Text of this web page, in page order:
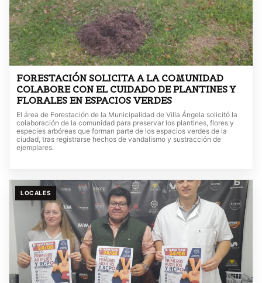
FORESTACIÓN SOLICITA A LA COMUNIDAD
COLABORE CON EL CUIDADO DE PLANTINES Y
FLORALES EN ESPACIOS VERDES
El área de Forestación de la Municipalidad de Villa Ángela solicitó la
colaboración de la comunidad para preservar los plantines, flores y
especies arbóreas que forman parte de los espacios verdes de la
ciudad, tras registrarse hechos de vandalismo y sustracción de
ejemplares.
LOCALES